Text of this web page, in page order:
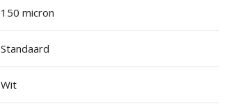
150 micron
Standaard
Wit